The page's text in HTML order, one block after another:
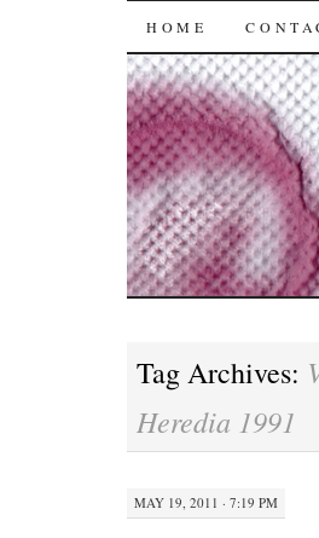
SKIP
TO
CONTENT
HOME
Tag Archives:
Heredia 1991
MAY 19, 2011 · 7:19 PM